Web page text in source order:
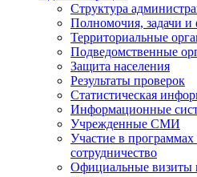
Структура
Полномочия, задачи
Территориальные
Подведомственные
Защита населения
Результаты проверок
Статистическая
Информационные
Учрежденные СМИ
Участие в
сотрудничество
Официальные визиты